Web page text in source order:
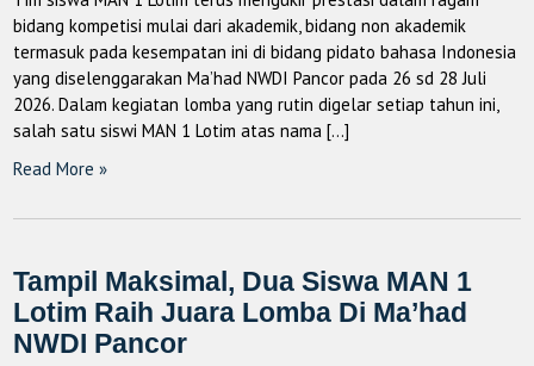
bidang kompetisi mulai dari akademik, bidang non akademik
termasuk pada kesempatan ini di bidang pidato bahasa Indonesia
yang diselenggarakan Ma’had NWDI Pancor pada 26 sd 28 Juli
2026. Dalam kegiatan lomba yang rutin digelar setiap tahun ini,
salah satu siswi MAN 1 Lotim atas nama […]
Read More »
Tampil Maksimal, Dua Siswa MAN 1
Lotim Raih Juara Lomba Di Ma’had
NWDI Pancor